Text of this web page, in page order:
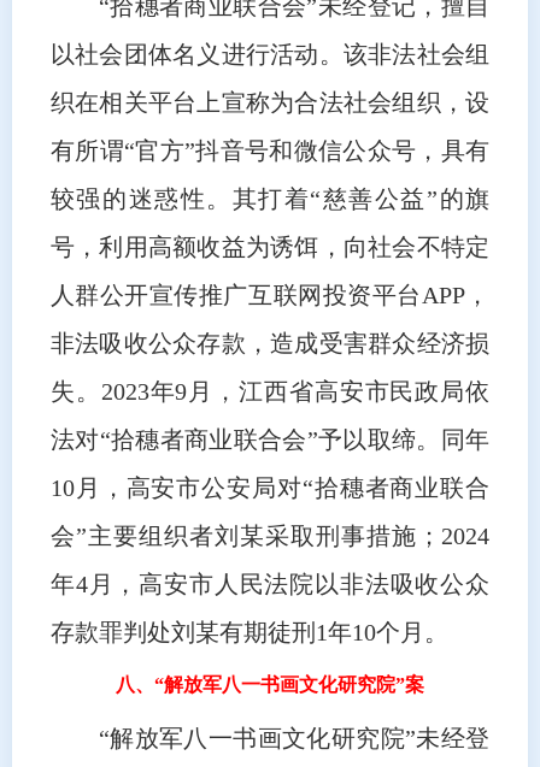
“拾穗者商业联合会”未经登记，擅自
以社会团体名义进行活动。该非法社会组
织在相关平台上宣称为合法社会组织，设
有所谓“官方”抖音号和微信公众号，具有
较强的迷惑性。其打着“慈善公益”的旗
号，利用高额收益为诱饵，向社会不特定
人群公开宣传推广互联网投资平台APP，
非法吸收公众存款，造成受害群众经济损
失。2023年9月，江西省高安市民政局依
法对“拾穗者商业联合会”予以取缔。同年
10月，高安市公安局对“拾穗者商业联合
会”主要组织者刘某采取刑事措施；2024
年4月，高安市人民法院以非法吸收公众
存款罪判处刘某有期徒刑1年10个月。
八、“解放军八一书画文化研究院”案
“解放军八一书画文化研究院”未经登